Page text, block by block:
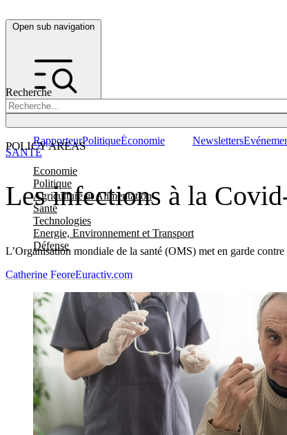
Open sub navigation
Recherche
POLICY AREAS
Economie
Politique
Agriculture et Alimentation
Santé
Technologies
Energie, Environnement et Transport
Défense
RapporteurPolitiqueÉconomie Newsletters
Les infections à la
L’Organisation mondiale de la santé (OMS) met en garde
SANTÉ
Catherine FeoreEuractiv.com